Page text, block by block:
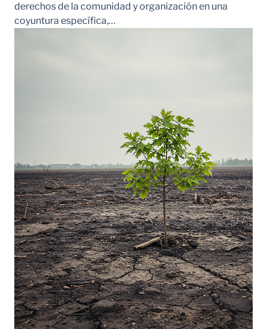
derechos de la comunidad y organización en una
coyuntura específica,…